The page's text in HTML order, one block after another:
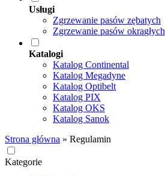
Usługi
Zgrzewanie pasów zębatych
Zgrzewanie pasów okrągłych
Katalogi
Katalog Continental
Katalog Megadyne
Katalog Optibelt
Katalog PIX
Katalog OKS
Katalog Sanok
Strona główna » Regulamin
Kategorie